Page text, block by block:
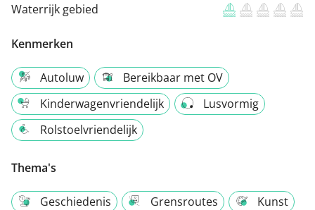
Waterrijk gebied
Kenmerken
Autoluw
Bereikbaar met OV
Kinderwagenvriendelijk
Lusvormig
Rolstoelvriendelijk
Thema's
Geschiedenis Grensroutes
Kunst